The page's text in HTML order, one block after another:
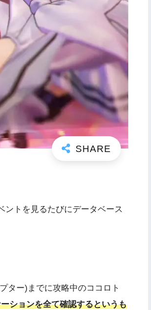
ントを見るたびにデータベース
ター)までに攻略中のココロト
ションを全て確認するというも